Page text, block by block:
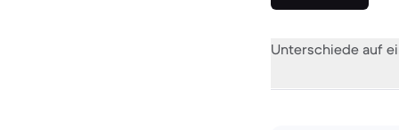
Unterschiede auf